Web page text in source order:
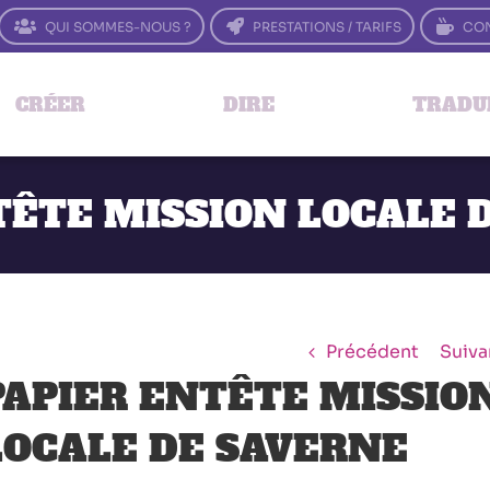
QUI SOMMES-NOUS ? PRESTATIONS / TARIFS
CRÉER DIRE
MISSION LOCALE
Précédent
ENTÊTE
DE SAVERNE